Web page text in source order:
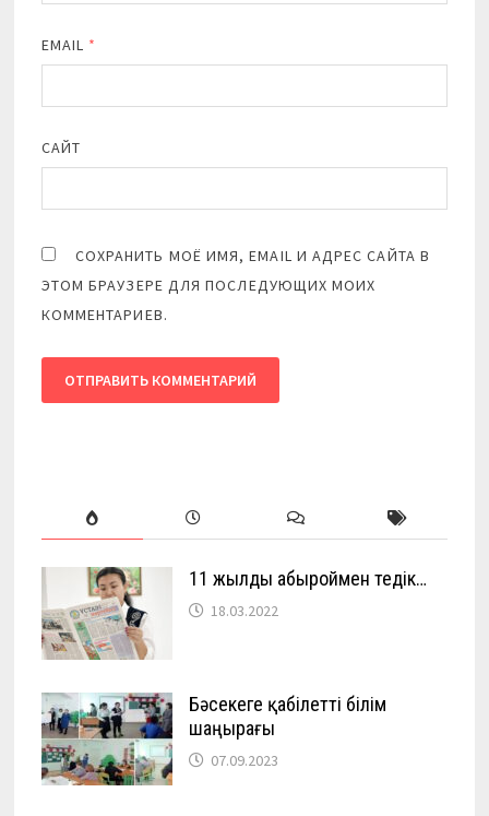
EMAIL *
САЙТ
СОХРАНИТЬ МОЁ ИМЯ, EMAIL И АДРЕС САЙТА В
ЭТОМ БРАУЗЕРЕ ДЛЯ ПОСЛЕДУЮЩИХ МОИХ
КОММЕНТАРИЕВ.
11 жылды абыроймен өтедік…
18.03.2022
Бәсекеге қабілетті білім
шаңырағы
07.09.2023